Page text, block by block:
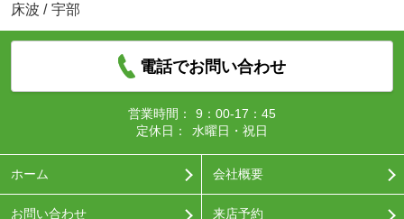
床波 / 宇部
電話でお問い合わせ
営業時間：
9：00-17：45
定休日：
水曜日・祝日
ホーム 会社概要
お問い合わせ 来店予約